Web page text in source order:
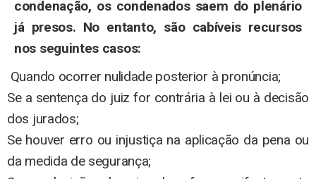
condenação, os condenados saem do plenário
já presos. No entanto, são cabíveis recursos
nos seguintes casos:
Quando ocorrer nulidade posterior à pronúncia;
Se a sentença do juiz for contrária à lei ou à decisão
dos jurados;
Se houver erro ou injustiça na aplicação da pena ou
da medida de segurança;